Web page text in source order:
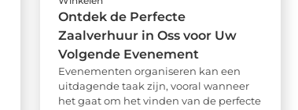
Ontdek de Perfecte
Zaalverhuur in Oss voor Uw
Volgende Evenement
Evenementen organiseren kan een
uitdagende taak zijn, vooral wanneer
het gaat om het vinden van de perfecte